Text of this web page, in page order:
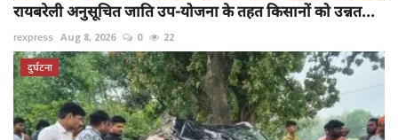
रायबरेली अनुसूचित जाति उप-योजना के तहत किसानों को उन्नत...
rexpress Aug 8, 2026 0 22
दुर्घटना